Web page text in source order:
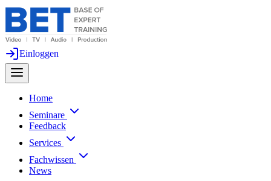
Einloggen
Home
Seminare
Feedback
Services
Fachwissen
News